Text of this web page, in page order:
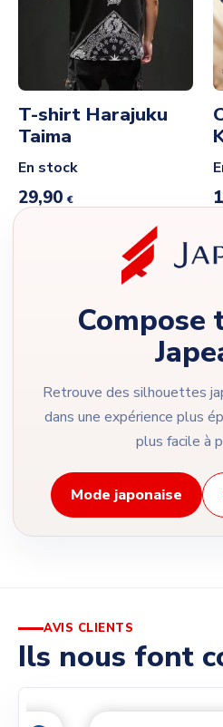
T-shirt Harajuku
Taima
En stock
29,90 €
Compose
Retrouve des silhouettes
dans une expérience plus
plus facile à
Mode japonaise
AVIS CLIENTS
Ils nous font